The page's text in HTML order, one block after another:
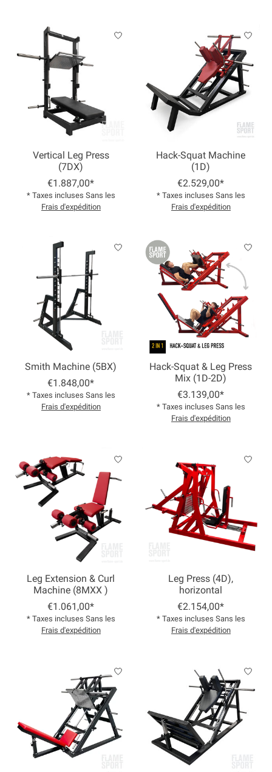
Vertical Leg Press
(7DX)
€1.887,00*
* Taxes incluses Sans les
Frais d'expédition
Hack-Squat Machine
(1D)
€2.529,00*
* Taxes incluses Sans les
Frais d'expédition
Smith Machine (5BX)
€1.848,00*
* Taxes incluses Sans les
Frais d'expédition
Hack-Squat & Leg Press
Mix (1D-2D)
€3.139,00*
* Taxes incluses Sans les
Frais d'expédition
Leg Extension & Curl
Machine (8MXX )
€1.061,00*
* Taxes incluses Sans les
Frais d'expédition
Leg Press (4D),
horizontal
€2.154,00*
* Taxes incluses Sans les
Frais d'expédition